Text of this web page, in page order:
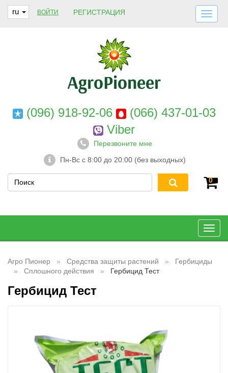
ru ВОЙТИ РЕГИСТРАЦИЯ
ДОСТАВКА И ОПЛАТА
О НАС
ГАРАНТИИ
КОНТАКТЫ
(096) 918-92-06
(066) 437-01-03
Viber
Перезвоните мне
Пн-Вс с 8:00 до 20:00 (без выходных)
0
Агро Пионер Средства защиты растений
Гербициды
Сплошного действия
Гербицид Тест
Гербицид Тест